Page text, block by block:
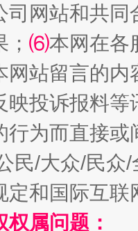
藏房 除
司网站和共
⑹本网在各
网站留言的内
映投诉报料
行为而直接
民/大众/民
定和国际互
属问题：